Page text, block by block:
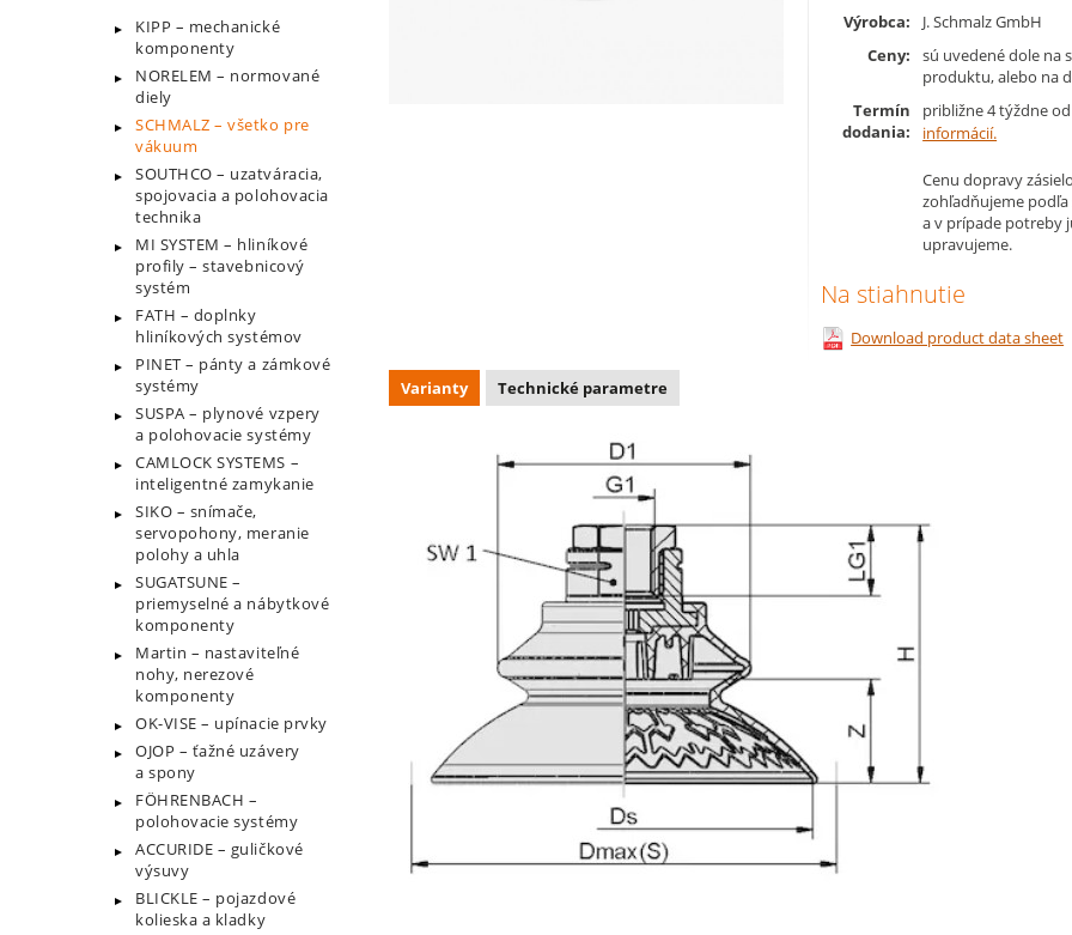
KIPP – mechanické
komponenty
NORELEM – normované
diely
SCHMALZ – všetko pre
vákuum
SOUTHCO – uzatváracia,
spojovacia a polohovacia
technika
MI SYSTEM – hliníkové
profily – stavebnicový
systém
FATH – doplnky
hliníkových systémov
PINET – pánty a zámkové
systémy
SUSPA – plynové vzpery
a polohovacie systémy
CAMLOCK SYSTEMS –
inteligentné zamykanie
SIKO – snímače,
servopohony, meranie
polohy a uhla
SUGATSUNE –
priemyselné a nábytkové
komponenty
Martin – nastaviteľné
nohy, nerezové
komponenty
OK-VISE – upínacie prvky
OJOP – ťažné uzávery
a spony
FÖHRENBACH –
polohovacie systémy
ACCURIDE – guličkové
výsuvy
BLICKLE – pojazdové
kolieska a kladky
Výrobca:
J. Schmalz GmbH
Ceny:
sú uvedené dole na
produktu, alebo na
Termín
dodania:
približne 4 týždne
informácií.
Cenu dopravy
zohľadňujeme
a v prípade potreby
upravujeme.
Na stiahnutie
Download product data sheet
Varianty Technické parametre